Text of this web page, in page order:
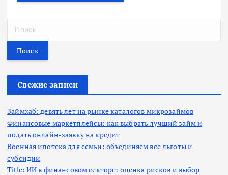
т
Свежие записи
Займхаб: девять лет на рынке каталогов микрозаймов
Финансовые маркетплейсы: как выбрать лучший займ и
подать онлайн-заявку на кредит
Военная ипотека для семьи: объединяем все льготы и
субсидии
Title: ИИ в финансовом секторе: оценка рисков и выбор